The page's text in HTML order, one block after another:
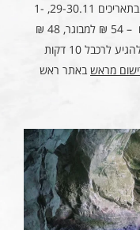
סיורי העששיות הליליים יתקיימו בימי החנוכה בתאריכים 29-30.11, 1-
2.12 מהשעה 17:15. מחיר הסיורים הליליים – 54 ₪ למבוגר, 48 ₪
לילד (3-18), משך הפעילות שעה ורבע, יש להגיע לרכבל 10 דקות
מראשבאתר ראש